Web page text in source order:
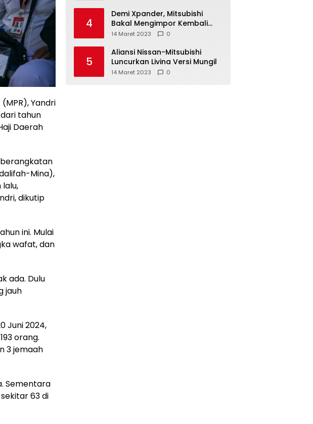
Yandri
tahun
Daerah
Mina),
dikutip
ini. Mulai
wafat, dan
ada. Dulu
jauh
Juni 2024,
orang.
3 jemaah
Sementara
63 di
4
Demi Xpander, Mitsubishi
Bakal Mengimpor Kembali
Pajero Sport
14 Maret 2023 0
5
Aliansi Nissan-Mitsubishi
Luncurkan Livina Versi Mungil
14 Maret 2023 0